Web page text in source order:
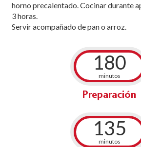
horno precalentado. Cocinar durante
3 horas.
Servir acompañado de pan o arroz.
180
minutos
Preparación
135
minutos